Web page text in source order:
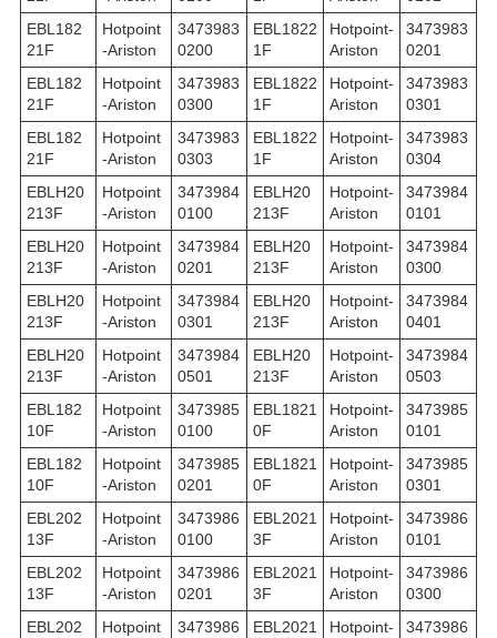
EBL182
21F
Hotpoint
-Ariston
3473983
0200
EBL1822
1F
Hotpoint-
Ariston
3473983
0201
EBL182
21F
Hotpoint
-Ariston
3473983
0300
EBL1822
1F
Hotpoint-
Ariston
3473983
0301
EBL182
21F
Hotpoint
-Ariston
3473983
0303
EBL1822
1F
Hotpoint-
Ariston
3473983
0304
EBLH20
213F
Hotpoint
-Ariston
3473984
0100
EBLH20
213F
Hotpoint-
Ariston
3473984
0101
EBLH20
213F
Hotpoint
-Ariston
3473984
0201
EBLH20
213F
Hotpoint-
Ariston
3473984
0300
EBLH20
213F
Hotpoint
-Ariston
3473984
0301
EBLH20
213F
Hotpoint-
Ariston
3473984
0401
EBLH20
213F
Hotpoint
-Ariston
3473984
0501
EBLH20
213F
Hotpoint-
Ariston
3473984
0503
EBL182
10F
Hotpoint
-Ariston
3473985
0100
EBL1821
0F
Hotpoint-
Ariston
3473985
0101
EBL182
10F
Hotpoint
-Ariston
3473985
0201
EBL1821
0F
Hotpoint-
Ariston
3473985
0301
EBL202
13F
Hotpoint
-Ariston
3473986
0100
EBL2021
3F
Hotpoint-
Ariston
3473986
0101
EBL202
13F
Hotpoint
-Ariston
3473986
0201
EBL2021
3F
Hotpoint-
Ariston
3473986
0300
EBL202
Hotpoint
3473986
EBL2021
Hotpoint-
3473986